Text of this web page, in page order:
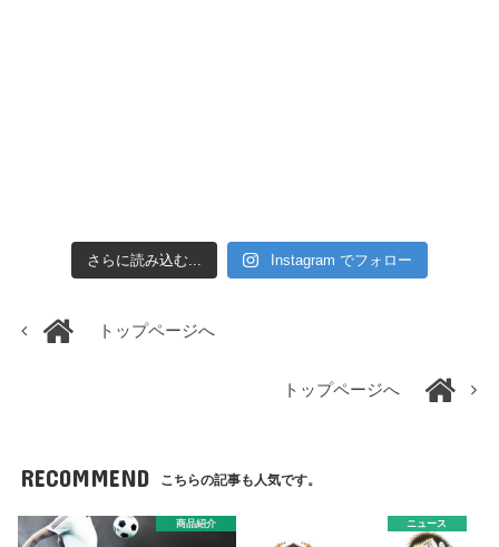
さらに読み込む... Instagram でフォロー
トップページへ
トップページへ
RECOMMEND こちらの記事も人気です。
商品紹介 ニュース